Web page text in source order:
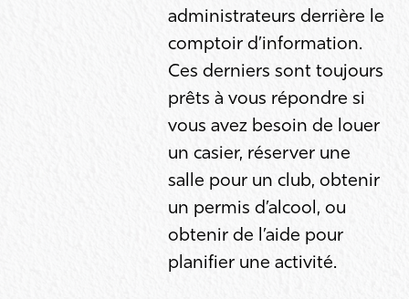
administrateurs derrière le
comptoir d’information.
Ces derniers sont toujours
prêts à vous répondre si
vous avez besoin de louer
un casier, réserver une
salle pour un club, obtenir
un permis d’alcool, ou
obtenir de l’aide pour
planifier une activité.